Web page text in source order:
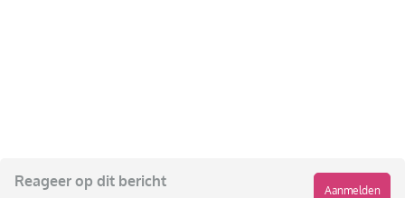
Reageer op dit bericht
Aanmelden